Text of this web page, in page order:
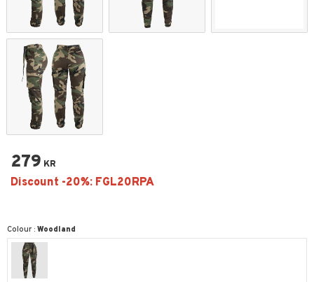
279 KR
Colour : Woodland